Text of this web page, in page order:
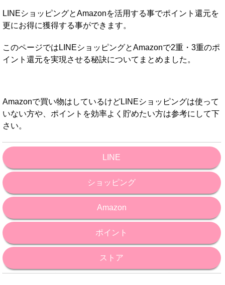
LINEショッピングとAmazonを活用する事でポイント還元を
更にお得に獲得する事ができます。
このページではLINEショッピングとAmazonで2重・3重のポ
イント還元を実現させる秘訣についてまとめました。
Amazonで買い物はしているけどLINEショッピングは使って
いない方や、ポイントを効率よく貯めたい方は参考にして下
さい。
LINE
ショッピング
Amazon
ポイント
ストア